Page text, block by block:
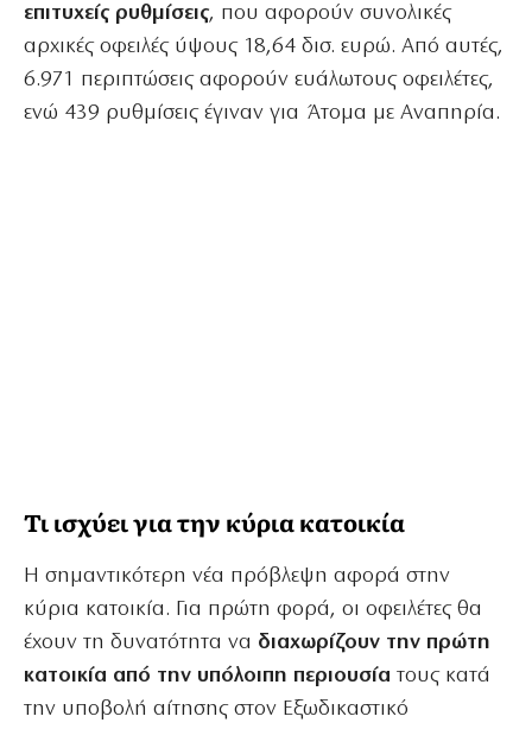
επιτυχείς ρυθμίσεις, που αφορούν συνολικές
αρχικές οφειλές ύψους 18,64 δισ. ευρώ. Από αυτές,
6.971 περιπτώσεις αφορούν ευάλωτους οφειλέτες,
ενώ 439 ρυθμίσεις έγιναν για Άτομα με Αναπηρία.
Τι ισχύει για την κύρια κατοικία
Η σημαντικότερη νέα πρόβλεψη αφορά στην
κύρια κατοικία. Για πρώτη φορά, οι οφειλέτες θα
έχουν τη δυνατότητα να διαχωρίζουν την πρώτη
κατοικία από την υπόλοιπη περιουσία τους κατά
την υποβολή αίτησης στον Εξωδικαστικό